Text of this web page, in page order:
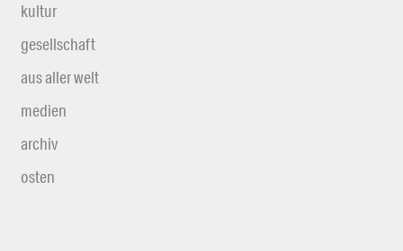
kultur
gesellschaft
aus aller welt
medien
archiv
osten